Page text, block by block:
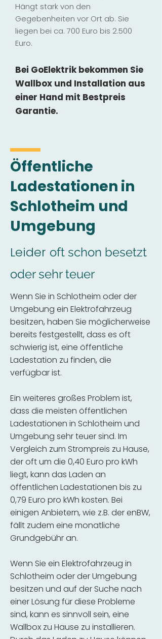
Hängt stark von den
Gegebenheiten vor Ort ab. Sie
liegen bei ca. 700 Euro bis 2.500
Euro.
Bei GoElektrik bekommen Sie
Wallbox und Installation aus
einer Hand mit Bestpreis
Garantie.
Öffentliche
Ladestationen in
Schlotheim und
Umgebung
Leider oft schon besetzt
oder sehr teuer
Wenn Sie in Schlotheim oder der
Umgebung ein Elektrofahrzeug
besitzen, haben Sie möglicherweise
bereits festgestellt, dass es oft
schwierig ist, eine öffentliche
Ladestation zu finden, die
verfügbar ist.
Ein weiteres großes Problem ist,
dass die meisten öffentlichen
Ladestationen in Schlotheim und
Umgebung sehr teuer sind. Im
Vergleich zum Strompreis zu Hause,
der oft um die 0,40 Euro pro kWh
liegt, kann das Laden an
öffentlichen Ladestationen bis zu
0,79 Euro pro kWh kosten. Bei
einigen Anbietern, wie z.B. der enBW,
fällt zudem eine monatliche
Grundgebühr an.
Wenn Sie ein Elektrofahrzeug in
Schlotheim oder der Umgebung
besitzen und auf der Suche nach
einer Lösung für diese Probleme
sind, kann es sinnvoll sein, eine
Wallbox zu Hause zu installieren.